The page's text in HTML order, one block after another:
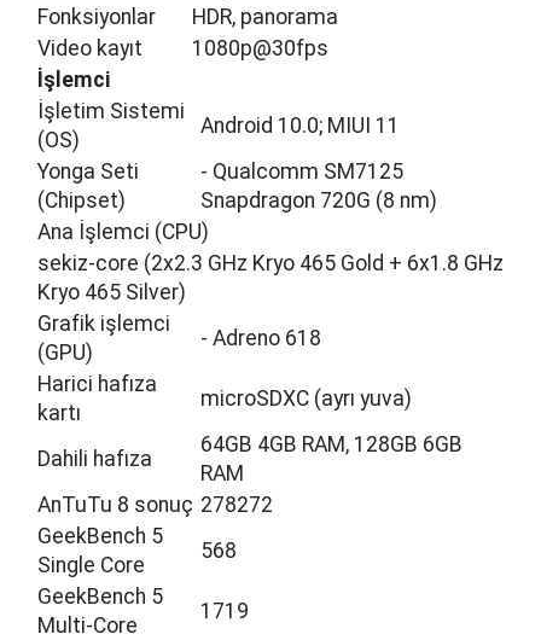
Fonksiyonlar
HDR, panorama
Video kayıt
1080p@30fps
İşlemci̇
İşletim Sistemi
(OS)
Android 10.0; MIUI 11
Yonga Seti
(Chipset)
- Qualcomm SM7125
Snapdragon 720G (8 nm)
Ana İşlemci (CPU)
sekiz-core (2x2.3 GHz Kryo 465 Gold + 6x1.8 GHz
Kryo 465 Silver)
Grafik işlemci
(GPU)
- Adreno 618
Harici hafıza
kartı
microSDXC (ayrı yuva)
Dahili hafıza
64GB 4GB RAM, 128GB 6GB
RAM
AnTuTu 8 sonuç 278272
GeekBench 5
Single Core
568
GeekBench 5
Multi-Core
1719